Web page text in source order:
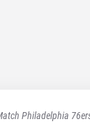
Philadelphia